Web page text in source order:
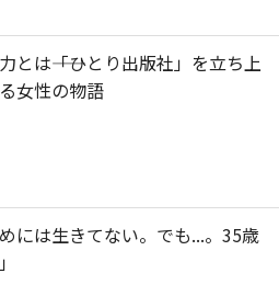
とは――「ひとり出版社」を立ち上
女性の物語
には生きてない。でも...。35歳